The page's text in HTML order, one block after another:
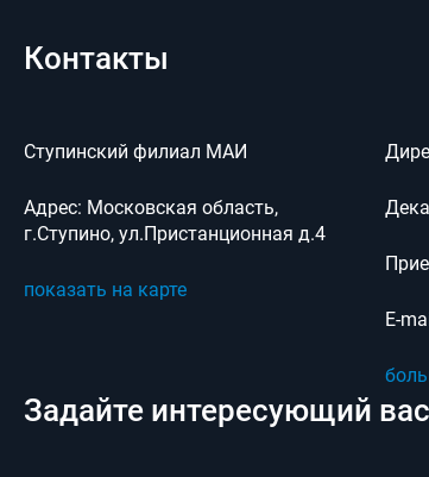
Контакты
Ступинский филиал МАИ
Адрес: Московская область,
г.Ступино, ул.Пристанционная д.4
показать на карте
E-
Задайте интересующий